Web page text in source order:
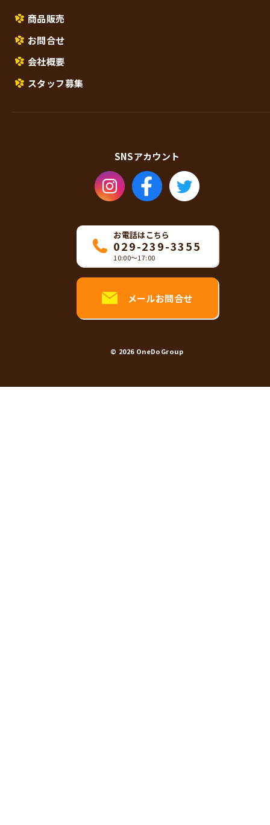
商品販売
お問合せ
会社概要
スタッフ募集
SNSアカウント
お電話はこちら
029-239-3355
10:00〜17:00
メールお問合せ
© 2026 OneDoGroup